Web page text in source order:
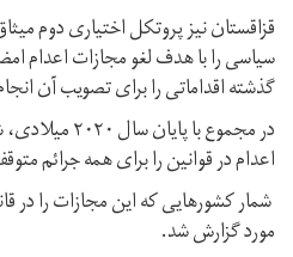
قزاقستان نیز پروتکل اختیاری دوم
سیاسی را با هدف لغو مجازات اعدام
گذشته اقداماتی را برای تصویب آن
در مجموع با
اعدام در قوانین را برای همه جرائم متوقف کردند به
مورد گزارش شد.